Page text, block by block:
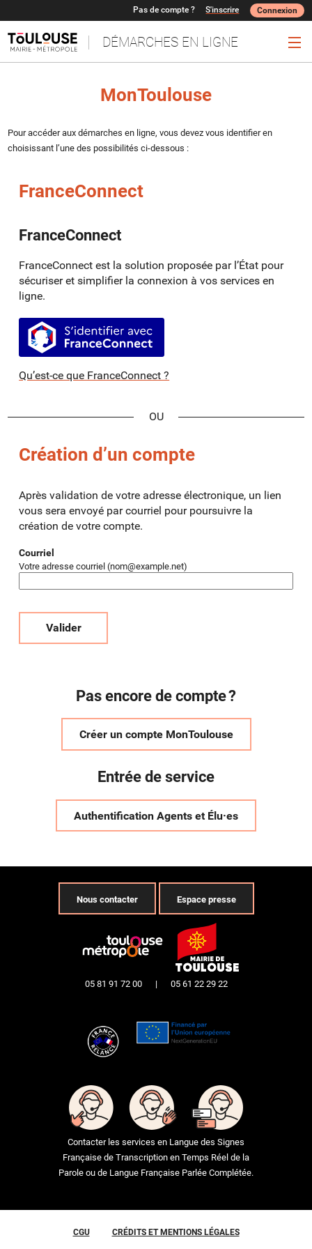
DÉMARCHES EN LIGNE
Pas de compte ? S'inscrire Connexion
MonToulouse
Pour accéder aux démarches en ligne, vous devez vous identifier en
choisissant l’une des possibilités ci-dessous :
FranceConnect
FranceConnect
FranceConnect est la solution proposée par l’État pour
sécuriser et simplifier la connexion à vos services en
ligne.
S’identifier avec FranceConnect
Qu’est-ce que FranceConnect ?
Création d’un compte
Après validation de votre adresse électronique, un lien
vous sera envoyé par courriel pour poursuivre la
création de votre compte.
Courriel
Votre adresse courriel (nom@example.net)
Valider
Pas encore de compte ?
Créer un compte MonToulouse
Entrée de service
Authentification Agents et Élu·es
Nous contacter Espace presse
05 81 91 72 00 | 05 61 22 29 22
Contacter les services en Langue des Signes
Française de Transcription en Temps Réel de la
Parole ou de Langue Française Parlée Complétée.
CGU CRÉDITS ET MENTIONS LÉGALES